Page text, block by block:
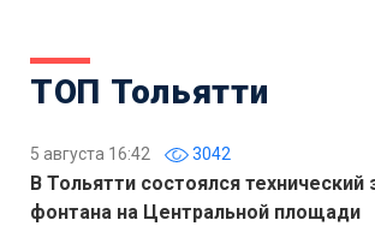
ТОП Тольятти
5 августа 16:42 3042
В Тольятти состоялся технический
фонтана на Центральной площади